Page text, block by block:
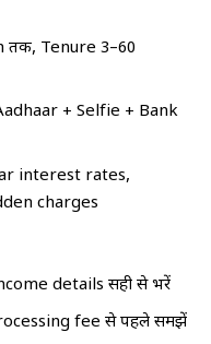
तक, Tenure 3–60
+ Selfie + Bank
interest rates,
charges
details सही से भरें
fee से पहले समझें